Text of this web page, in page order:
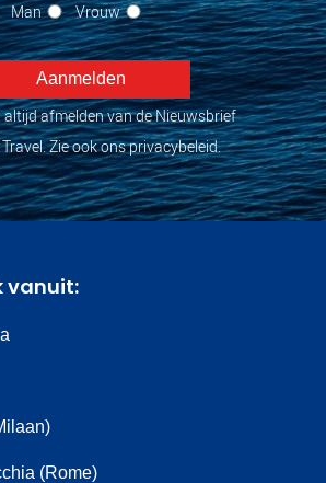
Man Vrouw
altijd afmelden van de Nieuwsbrief
Zie ook ons privacybeleid.
vanuit:
(Rome)